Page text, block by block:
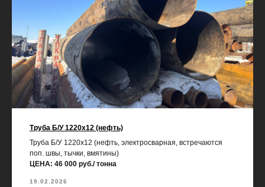
Труба Б/У 1220х12 (нефть)
Труба Б/У 1220х12 (нефть, электросварная, встречаются
поп. швы, тычки, вмятины)
ЦЕНА: 46 000 руб./ тонна
19.02.2026